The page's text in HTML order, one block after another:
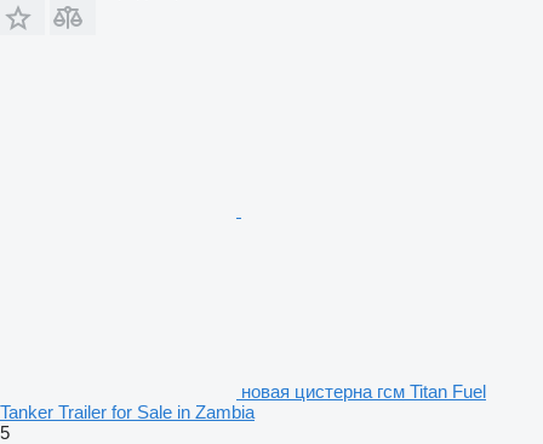
новая цистерна гсм Titan Fuel
Tanker Trailer for Sale in Zambia
5